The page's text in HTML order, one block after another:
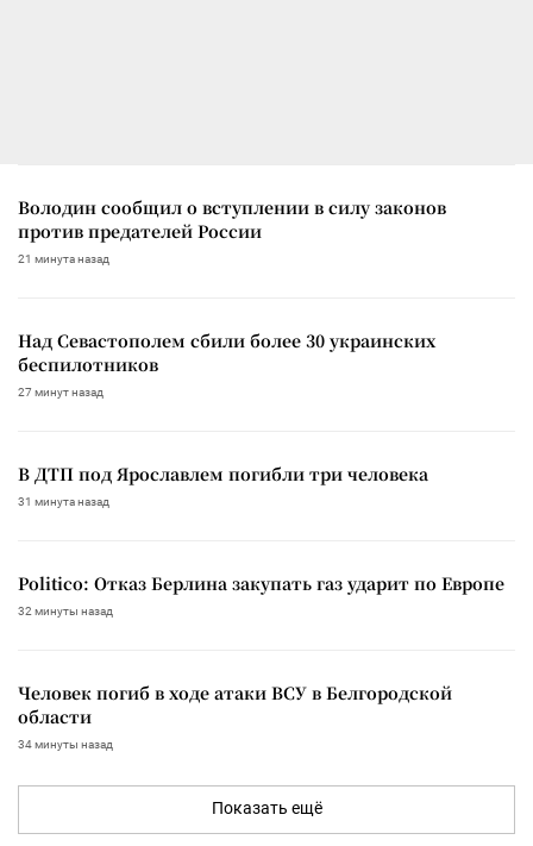
Володин сообщил о вступлении в силу законов
против предателей России
21 минута назад
Над Севастополем сбили более 30 украинских
беспилотников
27 минут назад
В ДТП под Ярославлем погибли три человека
31 минута назад
Politico: Отказ Берлина закупать газ ударит по Европе
32 минуты назад
Человек погиб в ходе атаки ВСУ в Белгородской
области
34 минуты назад
Показать ещё